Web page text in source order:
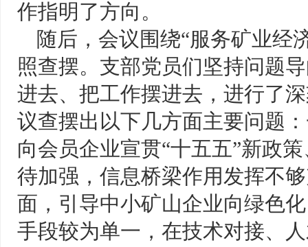
作指明了方向。
随后，会议围绕“服务矿业经
照查摆。支部党员们坚持问题
进去、把工作摆进去，进行了
议查摆出以下几方面主要问题
向会员企业宣贯“十五五”新政
待加强，信息桥梁作用发挥不
面，引导中小矿山企业向绿色
手段较为单一，在技术对接、